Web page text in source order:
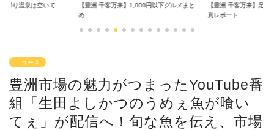
帰り温泉は空いて
【豊洲 千客万来】1,000円以下グルメまと
め
【豊洲 千客万来】足湯
真レポート
ニュース
豊洲市場の魅力がつまったYouTube番
組「生田よしかつのうめぇ魚が喰い
てぇ」が配信へ！旬な魚を伝え、市場